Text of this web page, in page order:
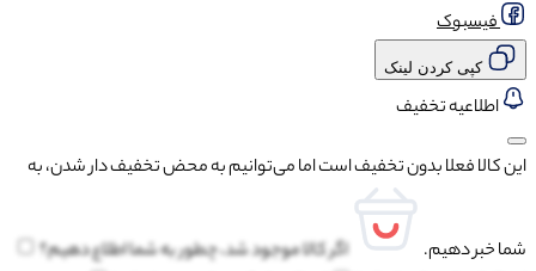
فیسبوک
کپی کردن لینک
اطلاعیه تخفیف
این کالا فعلا بدون تخفیف است اما می‌توانیم به محض تخفیف دار شدن، به
شما خبر دهیم.
اگر کالا موجود شد، چطور به شما اطلاع دهیم؟